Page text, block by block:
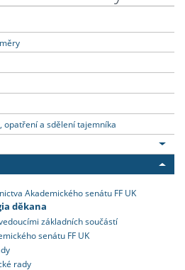
opatření a sdělení tajemníka
Akademického senátu FF UK
děkana
základních součástí
senátu FF UK
rady